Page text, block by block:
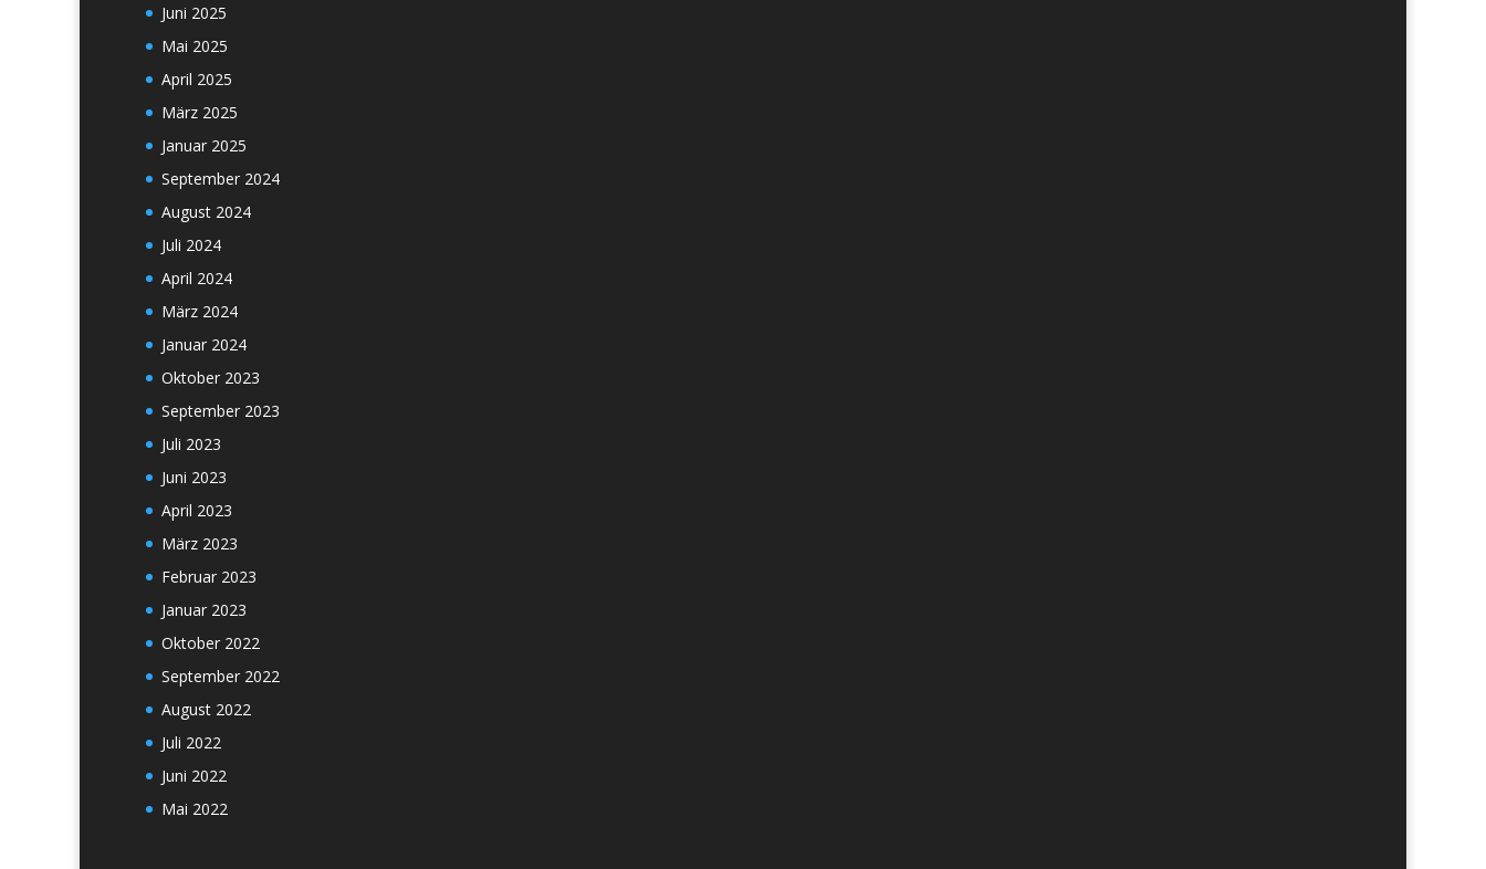
Juni 2025
Mai 2025
April 2025
März 2025
Januar 2025
September 2024
August 2024
Juli 2024
April 2024
März 2024
Januar 2024
Oktober 2023
September 2023
Juli 2023
Juni 2023
April 2023
März 2023
Februar 2023
Januar 2023
Oktober 2022
September 2022
August 2022
Juli 2022
Juni 2022
Mai 2022